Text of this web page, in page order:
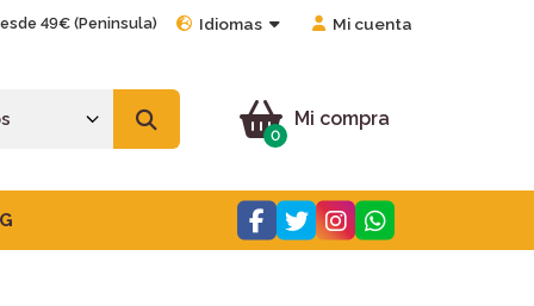
49€ (Peninsula) Idiomas Mi cuenta
Mi compra
0